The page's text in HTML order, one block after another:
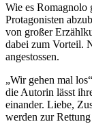
Wie es
Protagonisten
von großer
dabei zum Vorteil.
angestossen.
„Wir gehen mal
die Autorin lässt
einander. Liebe,
werden zur